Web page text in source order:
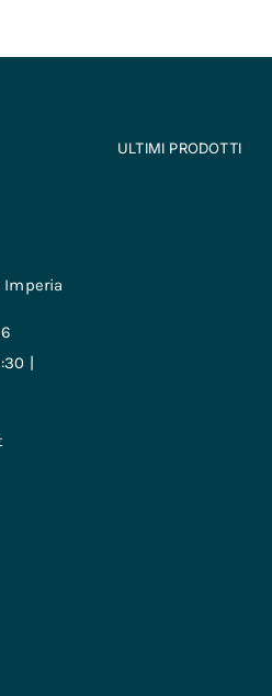
Imperia
|
ULTIMI PRODOTTI